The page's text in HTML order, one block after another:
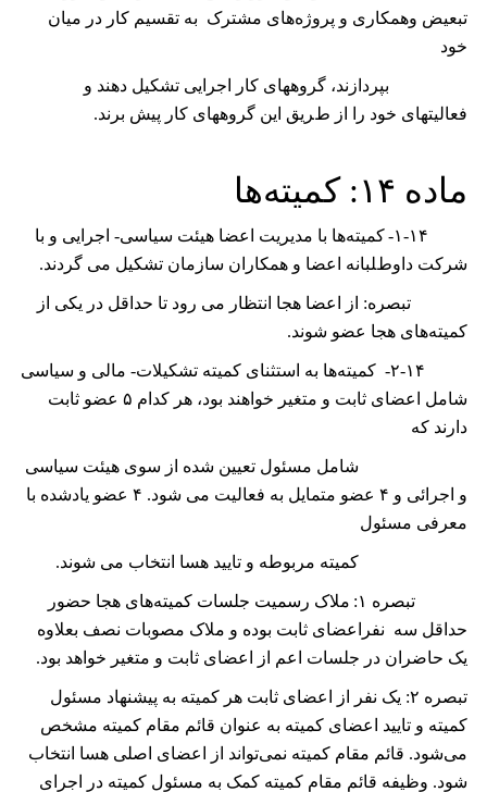
ﺗﺒﻌﻴﺾ وﻫﻤﮑﺎﺭی و پروژه‌های مشترک ﺑﻪ ﺗﻘﺴﻴﻢ ﮐﺎﺭ ﺩﺭ میان
ﺧﻮﺩ
ﺑﭙﺮﺩﺍﺯﻧﺪ، ﮔﺮﻭﻫﻬﺎی ﮐﺎﺭ ﺍﺟﺮﺍﻳﯽ ﺗﺸﮑﻴﻞ ﺩﻫﻨﺪ ﻭ
ﻓﻌﺎﻟﻴﺘﻬﺎی ﺧﻮﺩ ﺭﺍ ﺍﺯ ﻁﺮﻳﻖ ﺍﻳﻦ ﮔﺮﻭﻫﻬﺎی ﮐﺎﺭ ﭘﻴﺶ ﺑﺮﻧﺪ.
ﻣﺎﺩه ۱۴: کمیته‌ها
۱-۱۴- کمیته‌ها با مدیریت ﺍﻋﻀﺎ ﻫﻴﺌﺖ ﺳﻴﺎﺳﯽ- ﺍﺟﺮﺍﻳﯽ ﻭ ﺑﺎ
ﺷﺮﮐﺖ ﺩﺍﻭﻁﻠﺒﺎﻧﻪ ﺍﻋﻀﺎ و همکاران ﺳﺎﺯﻣﺎﻥ ﺗﺸﮑﻴﻞ می گرﺩﻧﺪ.
تبصره: از اعضا هجا انتظار می رود تا حداقل در یکی از
کمیته‌های هجا عضو شوند.
۲-۱۴-
کمیته‌ها به استثنای کمیته تشکیلات- مالی و سیاسی
شامل اعضای ثابت و متغیر خواھند بود، ھر کدام ۵عضو ثابت
دارند که
شامل مسئول تعیین شده از سوی ھیئت سیاسی
و اجرائی و ۴عضو متمایل به فعالیت می شود. ۴عضو یادشده با
معرفی مسئول
کمیته مربوطه و تایید ھسا انتخاب می شوند.
تبصره ۱: ملاک رسمیت جلسات کمیته‌های هجا حضور
حداقل سه نفراعضای ثابت بوده و ملاک مصوبات نصف بعلاوه
یک حاضران در جلسات اعم از اعضای ثابت و متغیر خواھد بود.
تبصره ۲: یک نفر از اعضای ثابت هر کمیته به پیشنهاد مسئول
کمیته و تایید اعضای کمیته به عنوان قائم مقام کمیته مشخص
می‌شود. قائم مقام کمیته نمی‌تواند از اعضای اصلی هسا انتخاب
شود. وظیفه قائم مقام کمیته کمک به مسئول کمیته در اجرای